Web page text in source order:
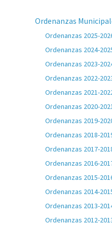
Ordenanzas
Ordenanzas 2025-
Ordenanzas 2024-
Ordenanzas 2023-
Ordenanzas 2022-
Ordenanzas 2021-
Ordenanzas 2020-
Ordenanzas 2019-
Ordenanzas 2018-
Ordenanzas 2017-
Ordenanzas 2016-
Ordenanzas 2015-
Ordenanzas 2014-
Ordenanzas 2013-
Ordenanzas 2012-